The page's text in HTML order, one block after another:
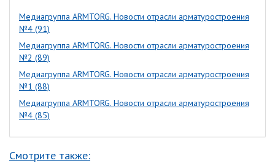
Медиагруппа ARMTORG. Новости отрасли арматуростроения
№4 (91)
Медиагруппа ARMTORG. Новости отрасли арматуростроения
№2 (89)
Медиагруппа ARMTORG. Новости отрасли арматуростроения
№1 (88)
Медиагруппа ARMTORG. Новости отрасли арматуростроения
№4 (85)
Смотрите также: